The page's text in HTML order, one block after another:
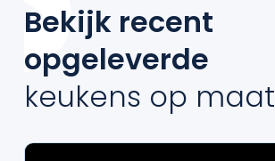
Bekijk recent
opgeleverde
keukens op maat